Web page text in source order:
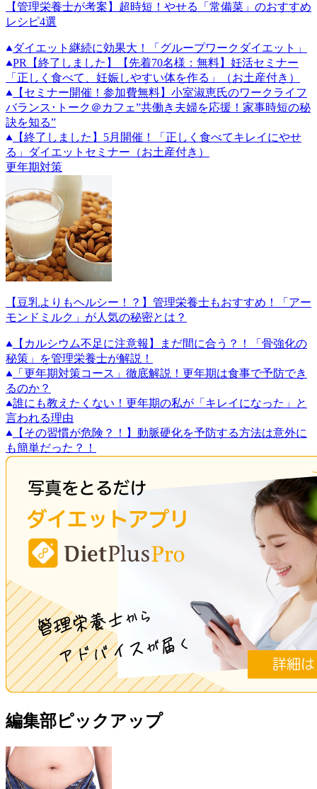
【管理栄養士が考案】超時短！やせる「常備菜」のおすすめ
レシピ4選
ダイエット継続に効果大！「グループワークダイエット」
PR
【終了しました】【先着70名様：無料】妊活セミナー
「正しく食べて、妊娠しやすい体を作る」（お土産付き）
【セミナー開催！参加費無料】小室淑恵氏のワークライフ
バランス･トーク＠カフェ”共働き夫婦を応援！家事時短の秘
訣を知る”
【終了しました】5月開催！「正しく食べてキレイにやせ
る」ダイエットセミナー（お土産付き）
更年期対策
【豆乳よりもヘルシー！？】管理栄養士もおすすめ！「アー
モンドミルク」が人気の秘密とは？
【カルシウム不足に注意報】まだ間に合う？！「骨強化の
秘策」を管理栄養士が解説！
「更年期対策コース」徹底解説！更年期は食事で予防でき
るのか？
誰にも教えたくない！更年期の私が「キレイになった」と
言われる理由
【その習慣が危険？！】動脈硬化を予防する方法は意外に
も簡単だった？！
編集部ピックアップ